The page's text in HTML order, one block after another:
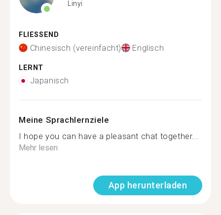
Linyi
FLIESSEND
Chinesisch (vereinfacht) Englisch
LERNT
Japanisch
Meine Sprachlernziele
I hope you can have a pleasant chat together...
Mehr lesen
App herunterladen